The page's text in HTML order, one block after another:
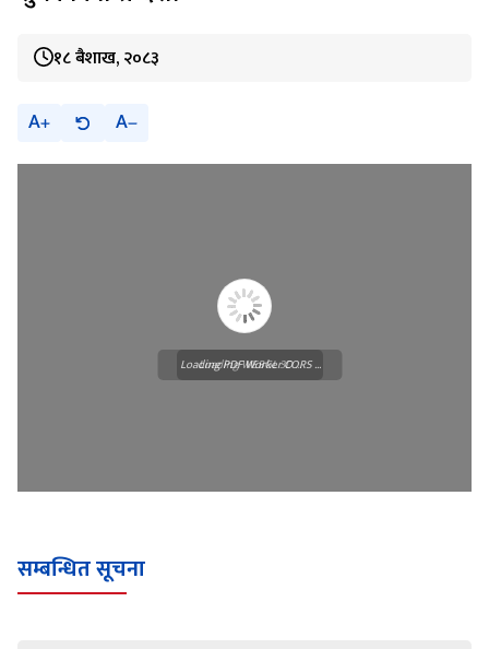
१८ बैशाख, २०८३
A A
Loading WEBGL 3D ...
Loading PDF Worker CORS ...
सम्बन्धित सूचना